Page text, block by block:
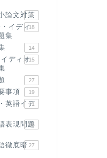
論文対策
8
イディ
集
18
14
ディオ15
27
事項 19
英語イデ
71
表現問題
35
徹底暗 27